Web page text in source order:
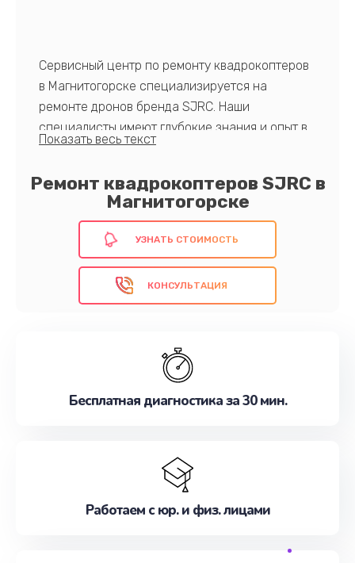
Ремонт квадрокоптеров SJRC в
Магнитогорске
Сервисный центр по ремонту квадрокоптеров
в Магнитогорске специализируется на
ремонте дронов бренда SJRC. Наши
специалисты имеют глубокие знания и опыт в
данной области, гарантируя высокое качество
заключаются в использовании оригинальных
запчастей, быстром времени реагирования и
доступных ценах.
Запишитесь на ремонт сейчас!
УЗНАТЬ СТОИМОСТЬ
КОНСУЛЬТАЦИЯ
Бесплатная диагностика за 30 мин.
Работаем с юр. и физ. лицами